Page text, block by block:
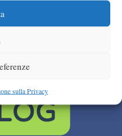
sulla Privacy